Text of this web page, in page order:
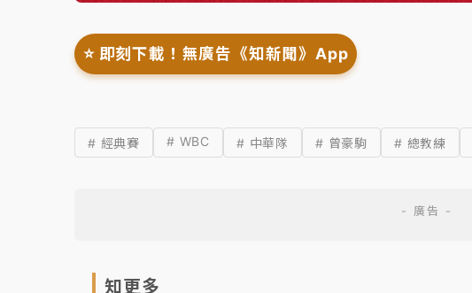
⭐️ 即刻下載！無廣告《知新聞》App
# 經典賽 # WBC # 中華隊 # 曾豪駒 # 總教練
知更多